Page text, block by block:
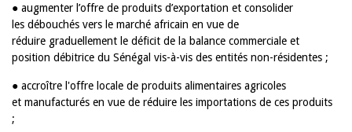
● augmenter l’offre de produits d’exportation et consolider
les débouchés vers le marché africain en vue de
réduire graduellement le déficit de la balance commerciale et
position débitrice du Sénégal vis-à-vis des entités non-résidentes ;
● accroître l'offre locale de produits alimentaires agricoles
et manufacturés en vue de réduire les importations de ces produits
;